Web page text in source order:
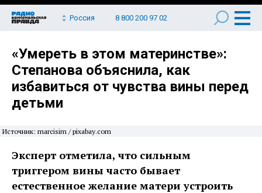
Россия 8 800 200 97 02
«Умереть в этом материнстве»:
Степанова объяснила, как
избавиться от чувства вины перед
детьми
Источник: marcisim / pixabay.com
Эксперт отметила, что сильным
триггером вины часто бывает
естественное желание матери устроить